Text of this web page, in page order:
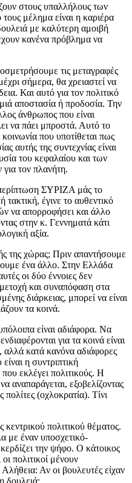
στους υπαλλήλους των
μέλημα είναι η καριέρα
με καλύτερη αμοιβή
κανένα πρόβλημα να
τις μεταγραφές
σήμερα, θα χρειαστεί να
Και αυτό για τον πολιτικό
αποστασία ή προδοσία. Την
άνθρωπος που είναι
να πάει μπροστά. Αυτό το
που υποτίθεται πως
αυτής της συντεχνίας είναι
του κεφαλαίου και των
τον πλανήτη.
ΣΥΡΙΖΑ μάς το
τακτική, έγινε το αυθεντικό
να απορροφήσει και άλλο
στην κ. Γεννηματά κάτι
αξία.
της χώρας; Πριν απαντήσουμε
ένα άλλο. Στην Ελλάδα
οι δύο έννοιες δεν
και συναπόφαση στα
διάρκειας, μπορεί να είναι
τα κοινά.
είναι αδιάφορα. Να
για τα κοινά είναι
αλλά κατά κανόνα αδιάφορες
η συντριπτική
εκλέγει πολιτικούς. Η
αναπαράγεται, εξοβελίζοντας
πολίτες (οχλοκρατία). Τίνι
πολιτικού θέματος.
με έναν υποσχετικό-
την ψήφο. Ο κάτοικος
πολιτικοί μένουν
Αν οι βουλευτές είχαν
δουλειά;